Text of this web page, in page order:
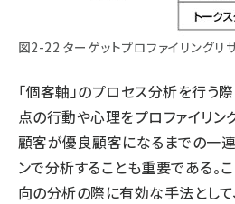
図2-22 ターゲットプロファイリングリ
「個客軸」のプロセス分析を行う
点の行動や心理をプロファイリン
顧客が優良顧客になるまでの一
ンで分析することも重要である。
向の分析の際に有効な手法として